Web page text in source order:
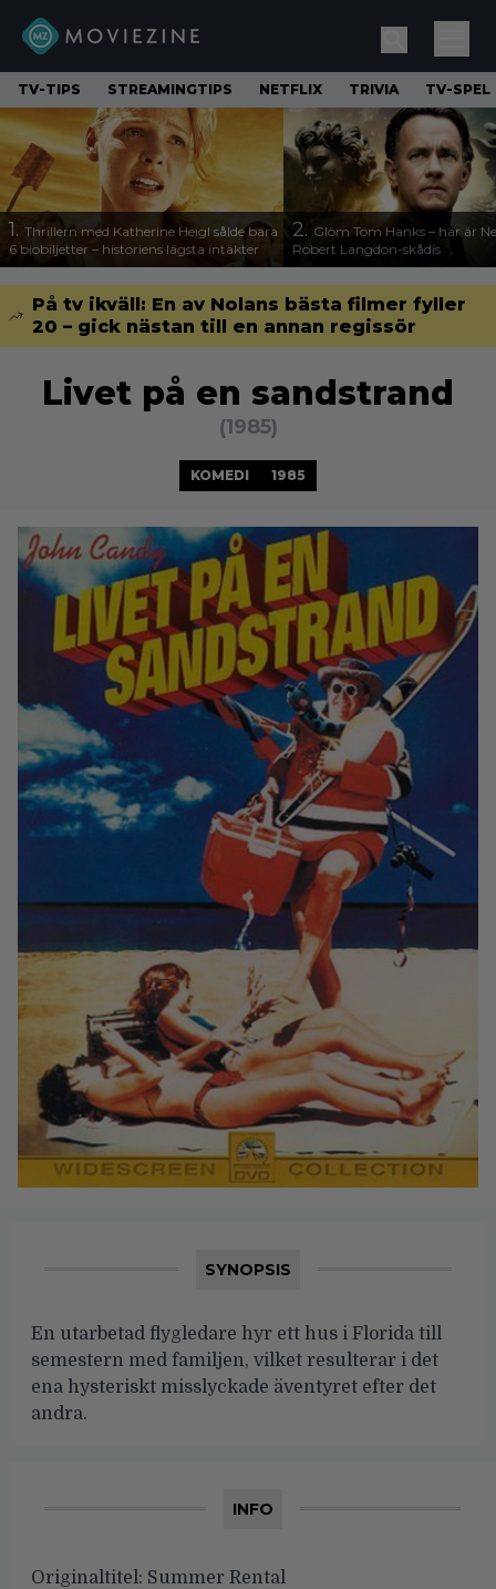
TV-TIPS STREAMINGTIPS NETFLIX TRIVIA TV-SPEL
1. Thrillern med Katherine Heigl sålde bara
6 biobiljetter – historiens lägsta intäkter
2. Glöm Tom Hanks – här är
Robert Langdon-skådis
På tv ikväll: En av Nolans bästa filmer fyller
20 – gick nästan till en annan regissör
Livet på en sandstrand
(1985)
KOMEDI 1985
SYNOPSIS
En utarbetad flygledare hyr ett hus i Florida till
semestern med familjen, vilket resulterar i det
ena hysteriskt misslyckade äventyret efter det
andra.
INFO
Originaltitel: Summer Rental